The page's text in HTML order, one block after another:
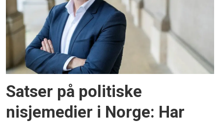
Satser på politiske
nisjemedier i Norge: Har